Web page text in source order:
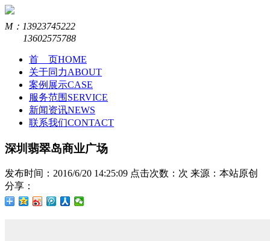
M：13923745222
13602575788
首 页HOME
关于同力ABOUT
案例展示CASE
服务范围 SERVICE
新闻资讯NEWS
联系我们CONTACT
深圳翡翠岛商业广场
发布时间：2016/6/20 14:25:09 点击次数： 次 来源：本站原创
分享：